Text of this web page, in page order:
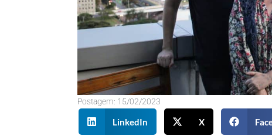
Postagem: 15/02/2023
LinkedIn X